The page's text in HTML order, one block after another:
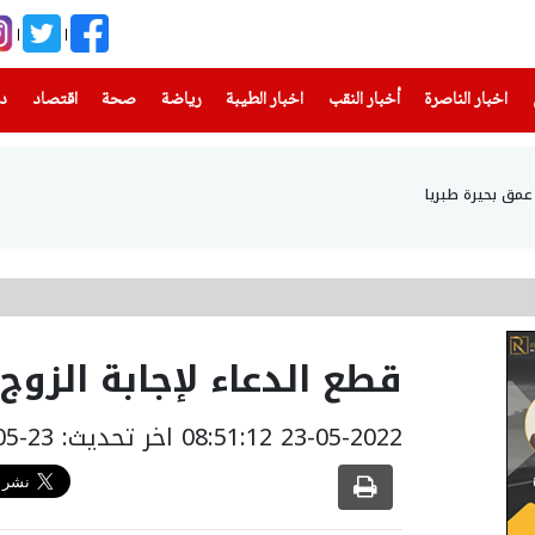
اخبار الناصرة
(current) أخبار النقب اخبار الطيبة(current) رياضة
(current) صحة(current) اقتصاد
قطع الدعاء لإجابة الزوج
23-05-2022 08:51:12 اخر تحديث: 23-05-2022 11:51:12